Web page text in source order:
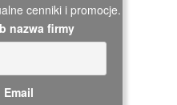
cenniki i promocje.
nazwa firmy
Email